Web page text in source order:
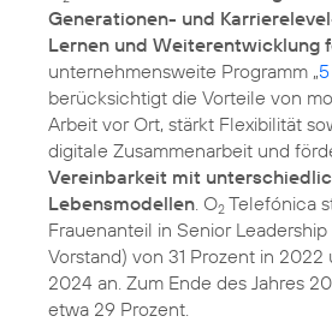
Generationen- und
Lernen und Weiterentwicklung
unternehmensweite Programm „
berücksichtigt die Vorteile von
Arbeit vor Ort, stärkt Flexibilität
digitale Zusammenarbeit und
Vereinbarkeit mit
Lebensmodellen . O2 Telefónica
Frauenanteil in Senior Leadership
Vorstand) von 31 Prozent in
2024 an. Zum Ende des Jahres
etwa 29 Prozent.